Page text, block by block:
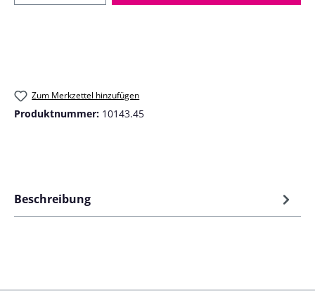
Zum Merkzettel hinzufügen
Produktnummer: 10143.45
Beschreibung